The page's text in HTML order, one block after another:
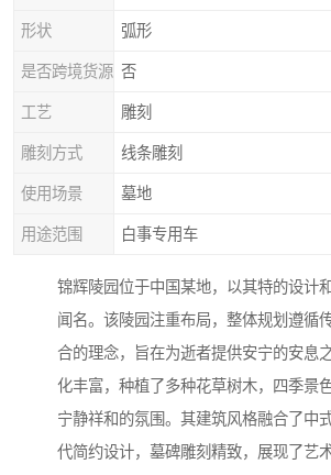
形状 弧形
是否跨境货源 否
工艺 雕刻
雕刻方式 线条雕刻
使用场景 墓地
用途范围 白事专用车
锦辉陵园位于中国某地，以其特的设计
闻名。该陵园注重布局，整体规划遵循
合的理念，旨在为逝者提供安宁的安息
化丰富，种植了多种花草树木，四季景
宁静祥和的氛围。其建筑风格融合了中
代简约设计，墓碑雕刻精致，展现了艺